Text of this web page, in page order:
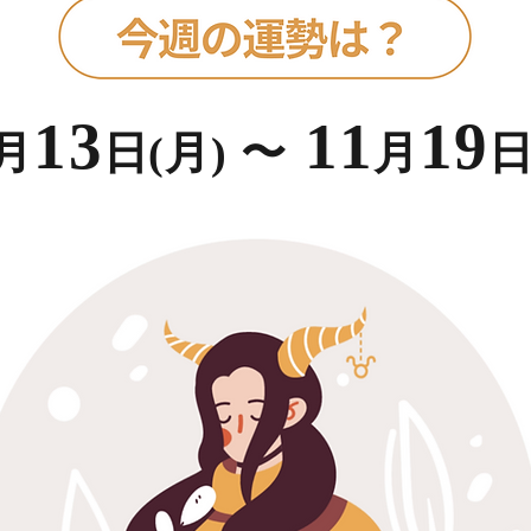
13 日(月 ) 〜 11月 19